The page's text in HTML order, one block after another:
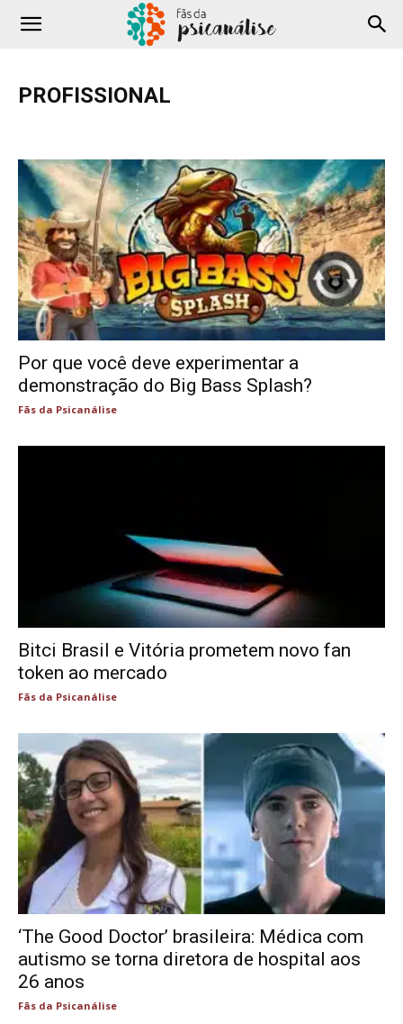
PROFISSIONAL
Literatura
Podcast Profissional Saúde
Sexualidade
Terapia
Testes YouTube
Por que você deve experimentar a
demonstração do Big Bass Splash?
Fãs da Psicanálise
Bitci Brasil e Vitória prometem novo fan
token ao mercado
Fãs da Psicanálise
‘The Good Doctor’ brasileira: Médica com
autismo se torna diretora de hospital aos
26 anos
Fãs da Psicanálise